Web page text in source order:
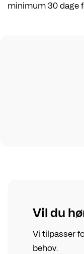
minimum 30 dage
Vil du
Vi tilpasser
behov.